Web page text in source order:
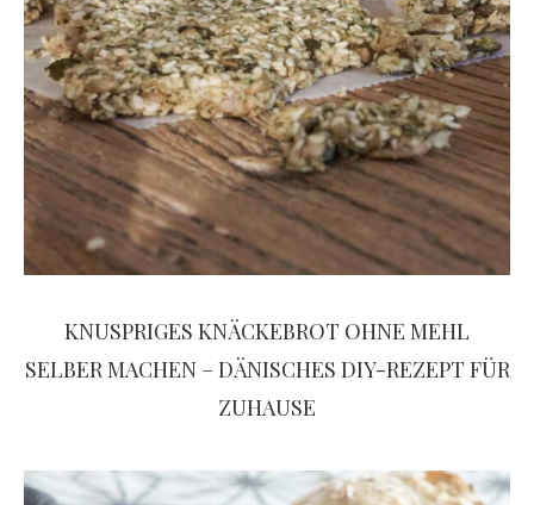
KNUSPRIGES KNÄCKEBROT OHNE MEHL
SELBER MACHEN – DÄNISCHES DIY-REZEPT FÜR
ZUHAUSE